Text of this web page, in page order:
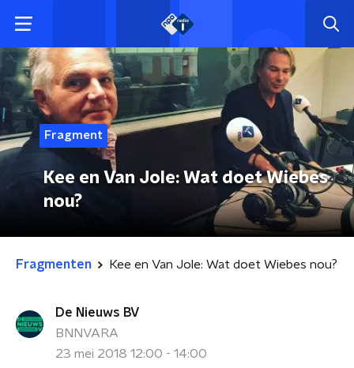
Fragment
Kee en Van Jole: Wat doet Wiebes
nou?
Fragmenten Kee en Van Jole: Wat doet Wiebes nou?
De Nieuws BV
BNNVARA
23 mei 2018 12:00 - 14:00